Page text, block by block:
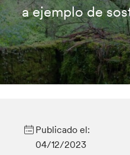
a ejemplo de
Publicado el:
04/12/2023